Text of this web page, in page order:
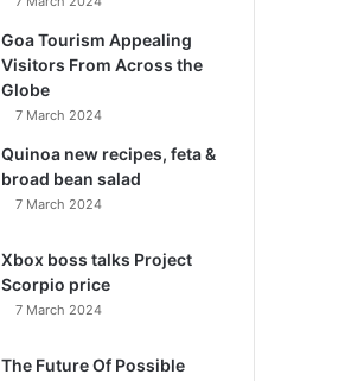
Goa Tourism Appealing
Visitors From Across the
Globe
7 March 2024
Quinoa new recipes, feta &
broad bean salad
7 March 2024
Xbox boss talks Project
Scorpio price
7 March 2024
The Future Of Possible